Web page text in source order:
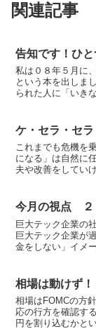
関連記事
告知です！ひと
私は０８年５月に
という本を出しま
られた人に「いき
ケ・セラ・セラ
これまでも危機を
になる」は自然に
夫や改善をしてい
今月の視点 ２
巨大テック企業の
巨大テック企業が
金をしない」イメ
相場は動けず
相場はFOMCの方
応の行方を確認す
円を割り込むかと